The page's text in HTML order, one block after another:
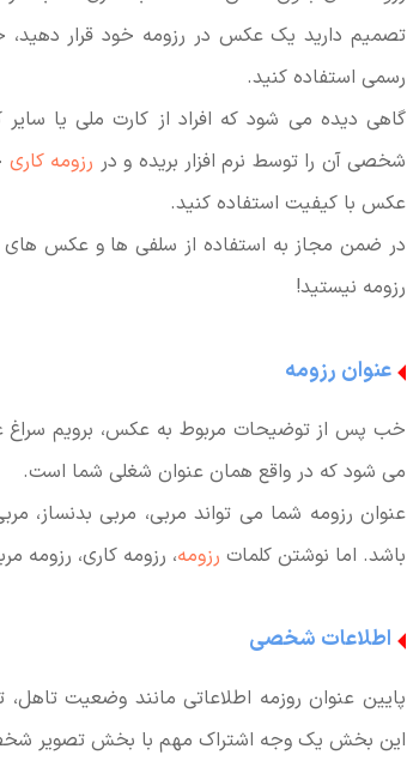
تصمیم دارید یک عکس در رزومه خود قرار
رسمی استفاده کنید.
گاهی دیده می شود که افراد از کارت ملی یا
شخصی آن را توسط نرم افزار بریده و در رزومه کاری
عکس با کیفیت استفاده کنید.
در ضمن مجاز به استفاده از سلفی ها و عکس های
رزومه نیستید!
عنوان رزومه
خب پس از توضیحات مربوط به عکس، برویم سراغ
می شود که در واقع همان عنوان شغلی شما است.
عنوان رزومه شما می تواند مربی، مربی بدنساز،
باشد. اما نوشتن کلمات رزومه، رزومه کاری، رزومه
اطلاعات شخصی
پایین عنوان روزمه اطلاعاتی مانند وضعیت
این بخش یک وجه اشتراک مهم با بخش تصویر